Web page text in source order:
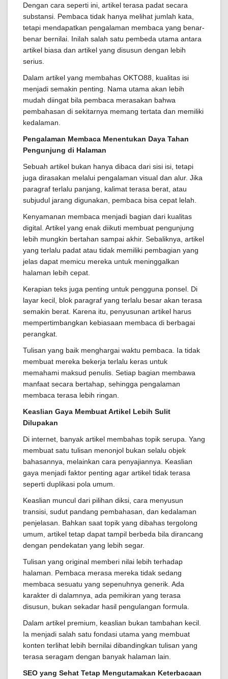
Dengan cara seperti ini, artikel terasa padat secara
substansi. Pembaca tidak hanya melihat jumlah kata,
tetapi mendapatkan pengalaman membaca yang benar-
benar bernilai. Inilah salah satu pembeda utama antara
artikel biasa dan artikel yang disusun dengan lebih
serius.
Dalam artikel yang membahas OKTO88, kualitas isi
menjadi semakin penting. Nama utama akan lebih
mudah diingat bila pembaca merasakan bahwa
pembahasan di sekitarnya memang tertata dan memiliki
kedalaman.
Pengalaman Membaca Menentukan Daya Tahan
Pengunjung di Halaman
Sebuah artikel bukan hanya dibaca dari sisi isi, tetapi
juga dirasakan melalui pengalaman visual dan alur. Jika
paragraf terlalu panjang, kalimat terasa berat, atau
subjudul jarang digunakan, pembaca bisa cepat lelah.
Kenyamanan membaca menjadi bagian dari kualitas
digital. Artikel yang enak diikuti membuat pengunjung
lebih mungkin bertahan sampai akhir. Sebaliknya, artikel
yang terlalu padat atau tidak memiliki pembagian yang
jelas dapat memicu mereka untuk meninggalkan
halaman lebih cepat.
Kerapian teks juga penting untuk pengguna ponsel. Di
layar kecil, blok paragraf yang terlalu besar akan terasa
semakin berat. Karena itu, penyusunan artikel harus
mempertimbangkan kebiasaan membaca di berbagai
perangkat.
Tulisan yang baik menghargai waktu pembaca. Ia tidak
membuat mereka bekerja terlalu keras untuk
memahami maksud penulis. Setiap bagian membawa
manfaat secara bertahap, sehingga pengalaman
membaca terasa lebih ringan.
Keaslian Gaya Membuat Artikel Lebih Sulit
Dilupakan
Di internet, banyak artikel membahas topik serupa. Yang
membuat satu tulisan menonjol bukan selalu objek
bahasannya, melainkan cara penyajiannya. Keaslian
gaya menjadi faktor penting agar artikel tidak terasa
seperti duplikasi pola umum.
Keaslian muncul dari pilihan diksi, cara menyusun
transisi, sudut pandang pembahasan, dan kedalaman
penjelasan. Bahkan saat topik yang dibahas tergolong
umum, artikel tetap dapat tampil berbeda bila dirancang
dengan pendekatan yang lebih segar.
Tulisan yang original memberi nilai lebih terhadap
halaman. Pembaca merasa mereka tidak sedang
membaca sesuatu yang sepenuhnya generik. Ada
karakter di dalamnya, ada pemikiran yang terasa
disusun, bukan sekadar hasil pengulangan formula.
Dalam artikel premium, keaslian bukan tambahan kecil.
Ia menjadi salah satu fondasi utama yang membuat
konten terlihat lebih bernilai dibandingkan tulisan yang
terasa seragam dengan banyak halaman lain.
SEO yang Sehat Tetap Mengutamakan Keterbacaan